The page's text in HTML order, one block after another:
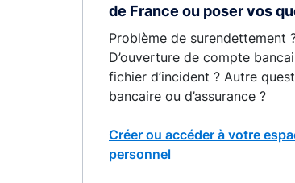
de France ou poser vos
Problème de surendettement
D’ouverture de compte
fichier d’incident ? Autre
bancaire ou d’assurance ?
Créer ou accéder à votre
personnel